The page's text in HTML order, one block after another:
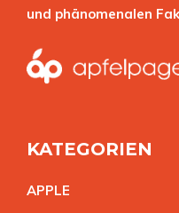
und phänomenalen
KATEGORIEN
APPLE